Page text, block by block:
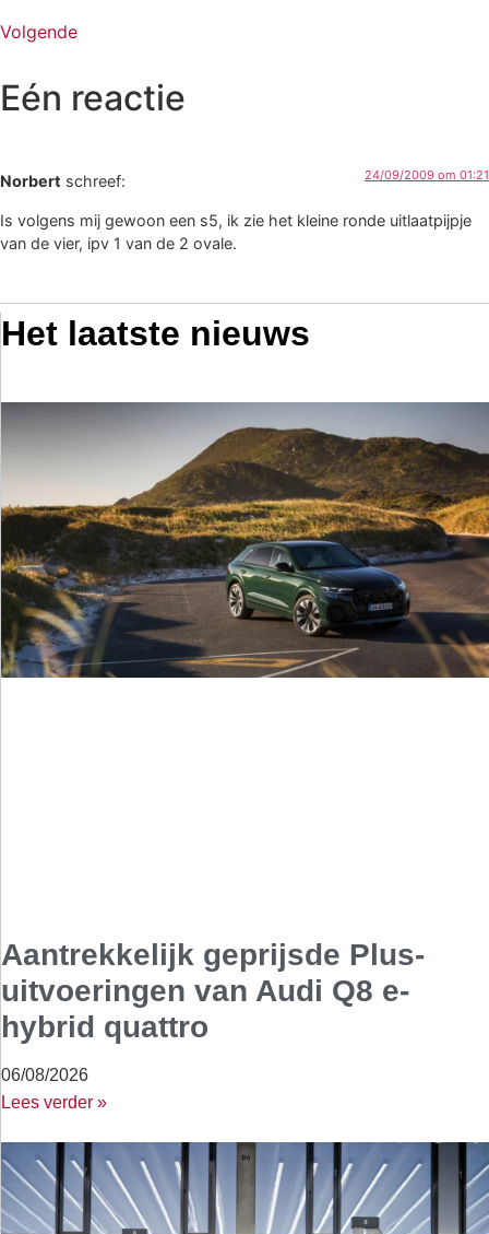
Volgende
Eén reactie
Norbert schreef: 24/09/2009 om 01:21
Is volgens mij gewoon een s5, ik zie het kleine ronde uitlaatpijpje
van de vier, ipv 1 van de 2 ovale.
Het laatste nieuws
Aantrekkelijk geprijsde Plus-
uitvoeringen van Audi Q8 e-
hybrid quattro
06/08/2026
Lees verder »